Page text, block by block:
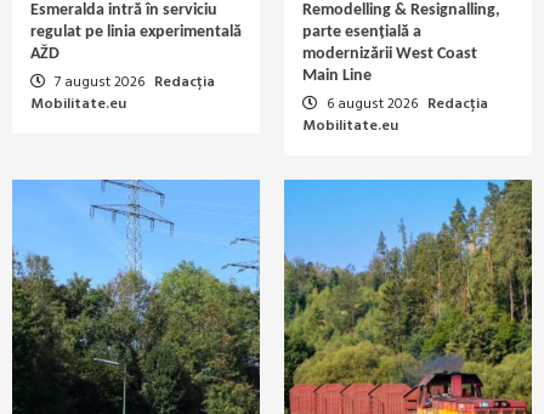
Esmeralda intră în serviciu
regulat pe linia experimentală
AŽD
7 august 2026 Redacția
Mobilitate.eu
Remodelling & Resignalling,
parte esențială a
modernizării West Coast
Main Line
6 august 2026 Redacția
Mobilitate.eu